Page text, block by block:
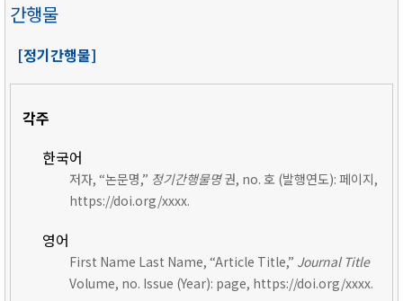
간행물
[정기간행물]
각주
한국어
저자, “논문명,” 정기간행물명권, no. 호 (발행연도): 페이지,
https://doi.org/xxxx.
영어
First Name Last Name, “Article Title,” Journal Title
Volume, no. Issue (Year): page, https://doi.org/xxxx.